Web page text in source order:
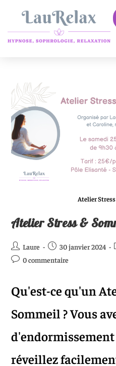
Atelier
Atelier Stress &
Laure 30 janvier 2024
0 commentaire
Qu'est-ce qu'un
Sommeil ? Vous
réveillez